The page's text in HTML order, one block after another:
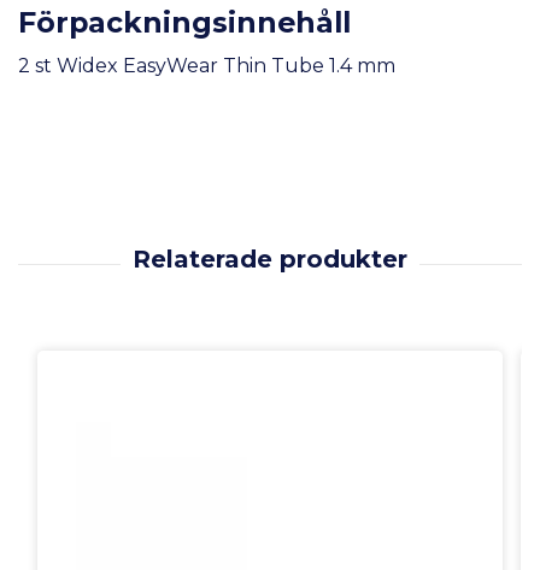
Förpackningsinnehåll
2 st Widex EasyWear Thin Tube 1.4 mm